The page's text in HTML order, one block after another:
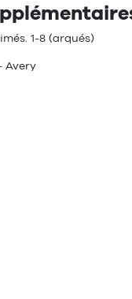
1-8 (arqués)
Avery